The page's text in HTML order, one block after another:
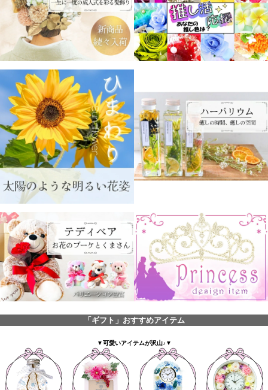
「ギフト」おすすめアイテム
▼可愛いアイテムが沢山♪▼